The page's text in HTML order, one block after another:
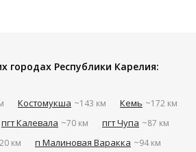
городах Республики Карелия:
Костомукша ~143 км Кемь ~172 км
пгт Калевала ~70 км пгт Чупа ~87 км
км п Малиновая Варакка ~94 км